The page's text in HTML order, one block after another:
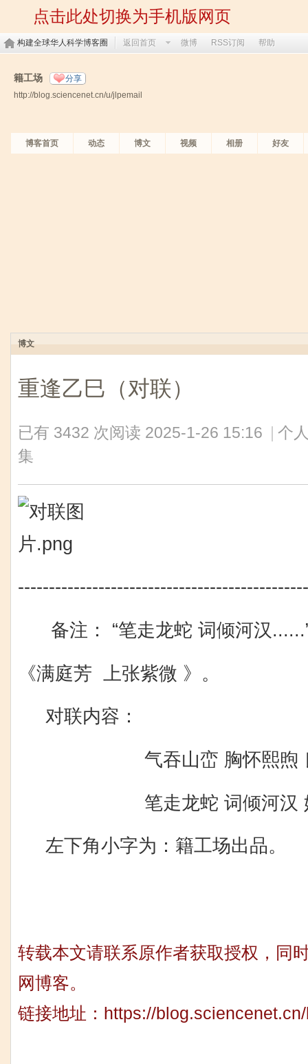
点击此处切换为手机版网页
构建全球华人科学博客圈 返回首页 微博 RSS订阅 帮助
籍工场 分享
http://blog.sciencenet.cn/u/jlpemail
博客首页 动态 博文 视频 相册 好友
博文
重逢乙巳（对联）
已有 3432 次阅读 2025-1-26 15:16
个
集
备注： “笔走龙蛇 词倾河汉
《满庭芳 上张紫微 》。
对联内容：
气吞山峦 胸怀熙煦 良
笔走龙蛇 词倾河汉 妙
左下角小字为：籍工场出品。
转载本文请联系原作者获取授权，同
网博客。
链接地址： https://